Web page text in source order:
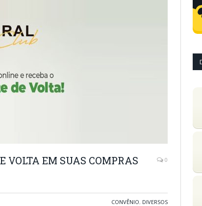
VOLTA EM SUAS COMPRAS
0
CONVÊNIO, DIVERSOS